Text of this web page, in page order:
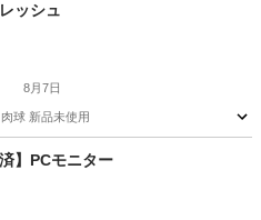
ッシュ
8月7日
球 新品未使用
】PCモニター